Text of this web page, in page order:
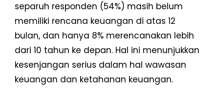
separuh responden (54%) masih belum
memiliki rencana keuangan di atas 12
bulan, dan hanya 8% merencanakan lebih
dari 10 tahun ke depan. Hal ini menunjukkan
kesenjangan serius dalam hal wawasan
keuangan dan ketahanan keuangan.